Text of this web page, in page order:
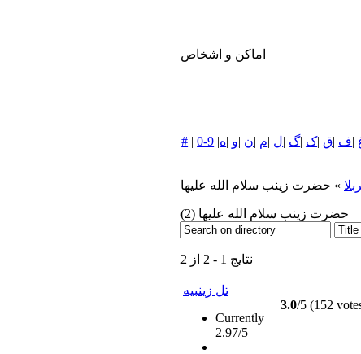
اماکن و اشخاص
# |0-9 | |ف |ق |ک |گ |ل |م |ن |و |ه
» حضرت زينب سلام الله عليها
حضرت زينب سلام الله عليها (2)
نتایج 1 - 2 از 2
تل زينبيه
Currently
2.97/5
3.0/5 (152